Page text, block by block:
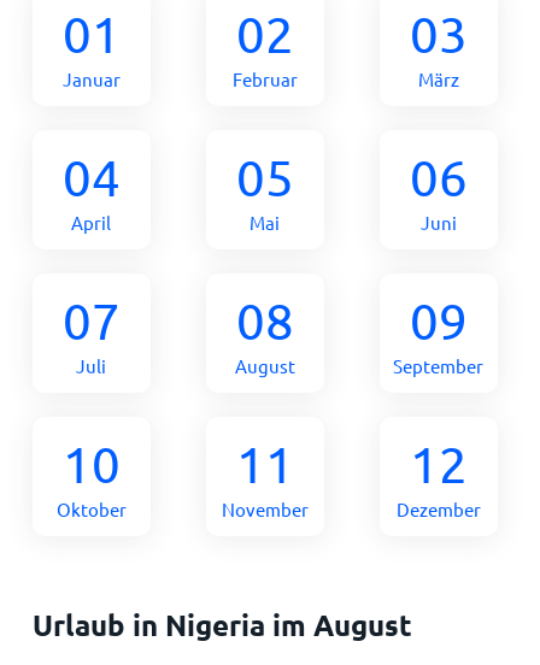
01
Januar
02
Februar
03
März
04
April
05
Mai
06
Juni
07
Juli
08
August
09
September
10
Oktober
11
November
12
Dezember
Urlaub in Nigeria im August